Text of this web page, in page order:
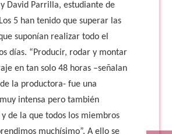
David Parrilla, estudiante de
5 han tenido que superar las
suponían realizar todo el
días. “Producir, rodar y montar
en tan solo 48 horas –señalan
la productora- fue una
intensa pero también
de la que todos los miembros
muchísimo”. A ello se